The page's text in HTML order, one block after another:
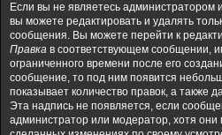
Если вы не являетесь
вы можете редактировать и удалять
сообщения. Вы можете перейти к
Правка в соответствующем сообщении,
ограниченного времени после его
сообщение, то под ним появится
показывает количество правок, а также
Эта надпись не появляется, если
администратор или модератор, хотя они